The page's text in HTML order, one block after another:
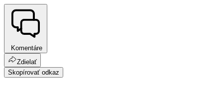
Komentáre
Zdielať
Skopírovať odkaz